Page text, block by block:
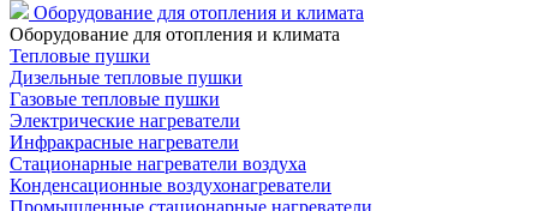
Оборудование для отопления и климата
Оборудование для отопления и климата
Тепловые пушки
Дизельные тепловые пушки
Газовые тепловые пушки
Электрические нагреватели
Инфракрасные нагреватели
Стационарные нагреватели воздуха
Конденсационные воздухонагреватели
Промышленные стационарные нагреватели